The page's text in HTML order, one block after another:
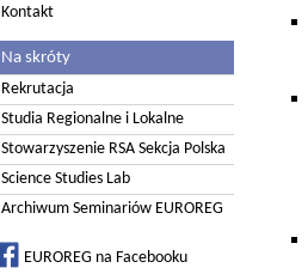
Kontakt
Na skróty
Rekrutacja
Studia Regionalne i Lokalne
Stowarzyszenie RSA Sekcja Polska
Science Studies Lab
Archiwum Seminariów EUROREG
EUROREG na Facebooku